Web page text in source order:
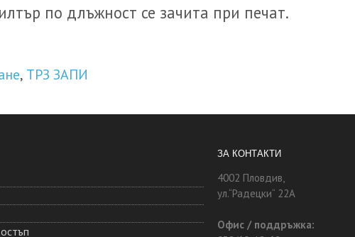
по длъжност се зачита при печат.
, ТРЗ ЗАПИ
ЗА КОНТАКТИ
4002 Пловдив,
ул.“Радецки“ 22А
Офис / поддръжка: